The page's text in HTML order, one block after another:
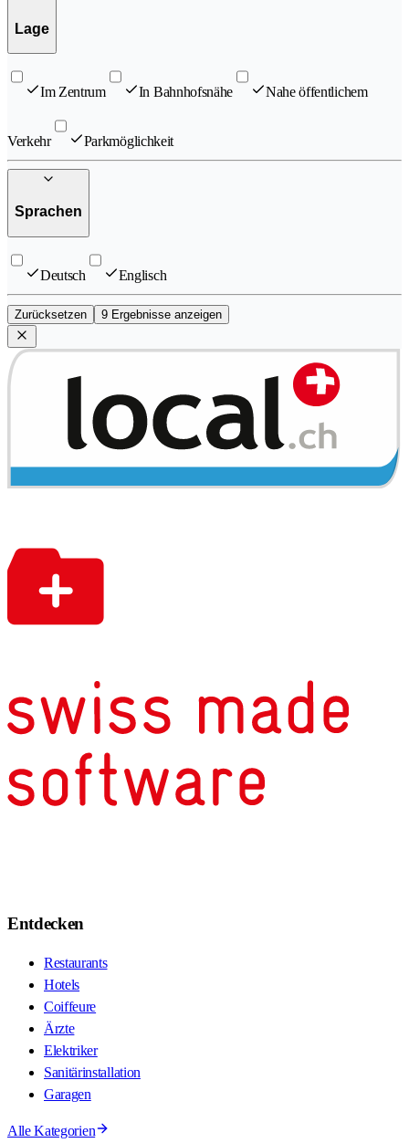
Lage
Im Zentrum In Bahnhofsnähe Nahe öffentlichem
Verkehr Parkmöglichkeit
Sprachen
Deutsch Englisch
Zurücksetzen 9 Ergebnisse anzeigen
Entdecken
Restaurants
Hotels
Coiffeure
Ärzte
Elektriker
Sanitärinstallation
Garagen
Alle Kategorien